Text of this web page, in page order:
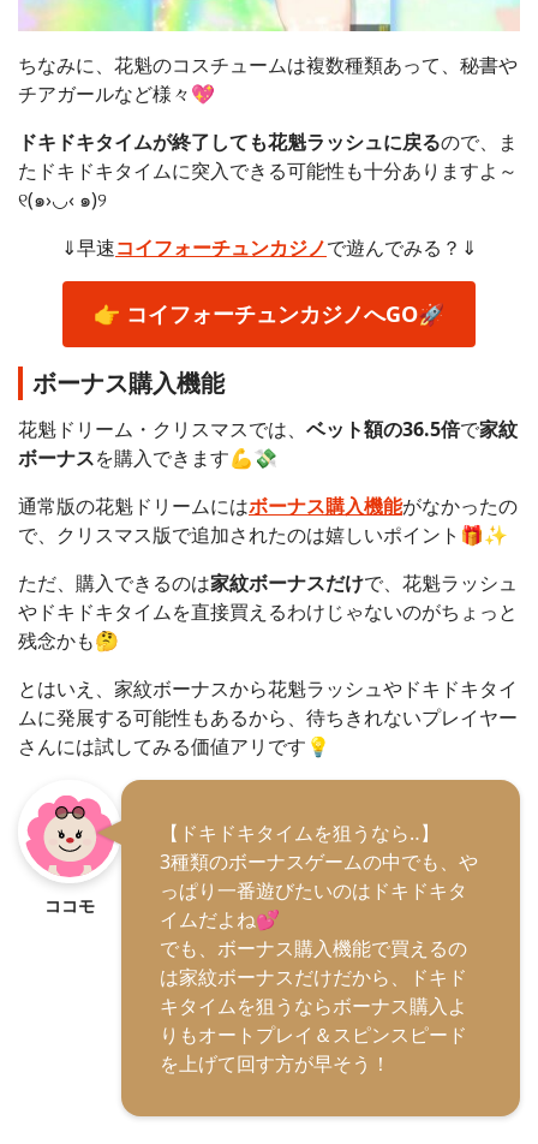
ちなみに、花魁のコスチュームは複数種類あって、秘書や
チアガールなど様々💖
ドキドキタイムが終了しても花魁ラッシュに戻るので、ま
たドキドキタイムに突入できる可能性も十分ありますよ～
୧(๑›◡‹ ๑)୨
⇓早速コイフォーチュンカジノで遊んでみる？⇓
👉 コイフォーチュンカジノへGO🚀
ボーナス購入機能
花魁ドリーム・クリスマスでは、 ベット額の36.5倍で家紋
ボーナスを購入できます💪💸
通常版の花魁ドリームにはボーナス購入機能がなかったの
で、クリスマス版で追加されたのは嬉しいポイント🎁✨
ただ、購入できるのは家紋ボーナスだけで、花魁ラッシュ
やドキドキタイムを直接買えるわけじゃないのがちょっと
残念かも🤔
とはいえ、家紋ボーナスから花魁ラッシュやドキドキタイ
ムに発展する可能性もあるから、待ちきれないプレイヤー
さんには試してみる価値アリです💡
ココモ
【ドキドキタイムを狙うなら‥】
3種類のボーナスゲームの中でも、や
っぱり一番遊びたいのはドキドキタ
イムだよね💕
でも、ボーナス購入機能で買えるの
は家紋ボーナスだけだから、ドキド
キタイムを狙うならボーナス購入よ
りもオートプレイ＆スピンスピード
を上げて回す方が早そう！